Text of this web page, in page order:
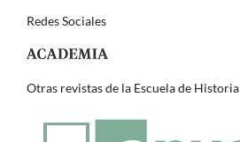
Redes Sociales
Otras revistas de la Escuela de Historia